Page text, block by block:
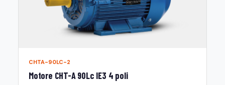
CHTA-90LC-2
Motore CHT-A 90Lc IE3 4 poli